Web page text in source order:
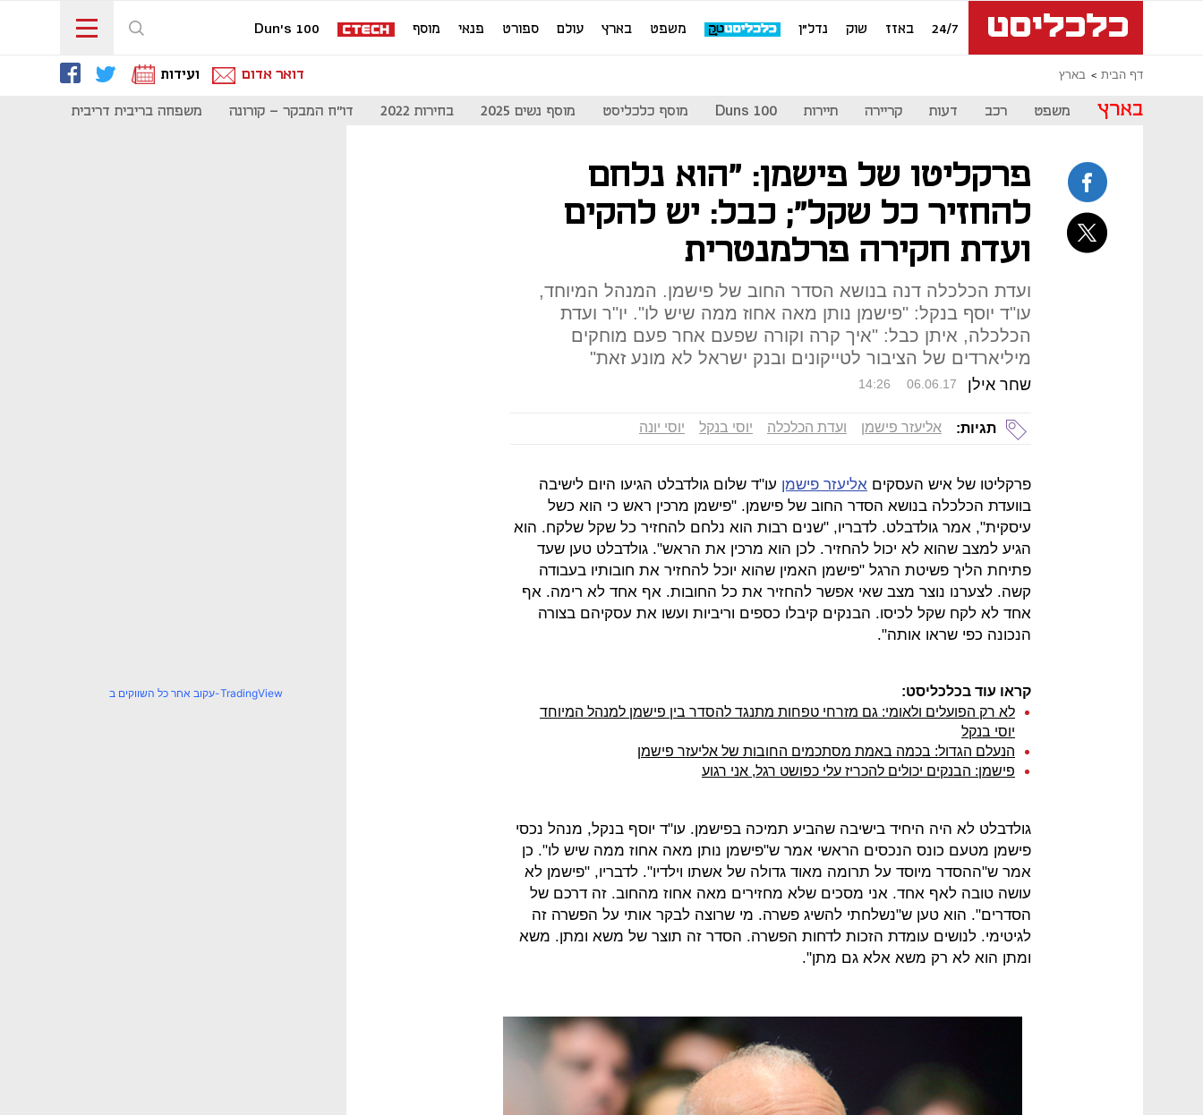
24/7 באזז שוק נדל"ן משפט בארץ עולם ספורט פנאי מוסף Dun's 100
דף הבית בארץ דואר אדום ועידות
בארץ משפט רכב דעות קריירה תיירות Duns 100 מוסף כלכליסט מוסף נשים 2025 בחירות 2022 דו"ח המבקר - קורונה משפחה בריבית דריבית
פרקליטו של פישמן: "הוא נלחם
להחזיר כל שקל"; כבל: יש להקים
ועדת חקירה פרלמנטרית
ועדת הכלכלה דנה בנושא הסדר החוב של פישמן. המנהל המיוחד,
עו"ד יוסף בנקל: "פישמן נותן מאה אחוז ממה שיש לו". יו"ר ועדת
הכלכלה, איתן כבל: "איך קרה וקורה שפעם אחר פעם מוחקים
מיליארדים של הציבור לטייקונים ובנק ישראל לא מונע זאת"
שחר אילן 14:26 06.06.17
תגיות: אליעזר פישמן ועדת הכלכלה יוסי בנקל יוסי יונה
פרקליטו של איש העסקים אליעזר פישמן עו"ד שלום גולדבלט הגיעו היום לישיבה
בוועדת הכלכלה בנושא הסדר החוב של פישמן. "פישמן מרכין ראש כי הוא כשל
עיסקית", אמר גולדבלט. לדבריו, "שנים רבות הוא נלחם להחזיר כל שקל שלקח. הוא
הגיע למצב שהוא לא יכול להחזיר. לכן הוא מרכין את הראש". גולדבלט טען שעד
פתיחת הליך פשיטת הרגל "פישמן האמין שהוא יוכל להחזיר את חובותיו בעבודה
קשה. לצערנו נוצר מצב שאי אפשר להחזיר את כל החובות. אף אחד לא רימה. אף
אחד לא לקח שקל לכיסו. הבנקים קיבלו כספים וריביות ועשו את עסקיהם בצורה
הנכונה כפי שראו אותה".
קראו עוד בכלכליסט:
לא רק הפועלים ולאומי: גם מזרחי טפחות מתנגד להסדר בין פישמן למנהל המיוחד
יוסי בנקל
הנעלם הגדול: בכמה באמת מסתכמים החובות של אליעזר פישמן
פישמן: הבנקים יכולים להכריז עלי כפושט רגל, אני רגוע
גולדבלט לא היה היחיד בישיבה שהביע תמיכה בפישמן. עו"ד יוסף בנקל, מנהל נכסי
פישמן מטעם כונס הנכסים הראשי אמר ש"פישמן נותן מאה אחוז ממה שיש לו". כן
אמר ש"ההסדר מיוסד על תרומה מאוד גדולה של אשתו וילדיו". לדבריו, "פישמן לא
עושה טובה לאף אחד. אני מסכים שלא מחזירים מאה אחוז מהחוב. זה דרכם של
הסדרים". הוא טען ש"נשלחתי להשיג פשרה. מי שרוצה לבקר אותי על הפשרה זה
לגיטימי. לנושים עומדת הזכות לדחות הפשרה. הסדר זה תוצר של משא ומתן. משא
ומתן הוא לא רק משא אלא גם מתן".
עקוב אחר כל השווקים ב-TradingView